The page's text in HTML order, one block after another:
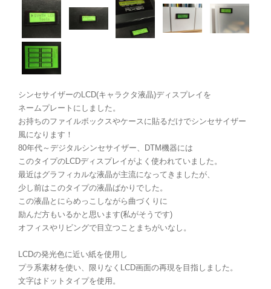
シンセサイザーのLCD(キャラクタ液晶)ディスプレイを
ネームプレートにしました。
お持ちのファイルボックスやケースに貼るだけでシンセサイザー
風になります！
80年代～デジタルシンセサイザー、DTM機器には
このタイプのLCDディスプレイがよく使われていました。
最近はグラフィカルな液晶が主流になってきましたが、
少し前はこのタイプの液晶ばかりでした。
この液晶とにらめっこしながら曲づくりに
励んだ方もいるかと思います(私がそうです)
オフィスやリビングで目立つことまちがいなし。
LCDの発光色に近い紙を使用し
プラ系素材を使い、限りなくLCD画面の再現を目指しました。
文字はドットタイプを使用。